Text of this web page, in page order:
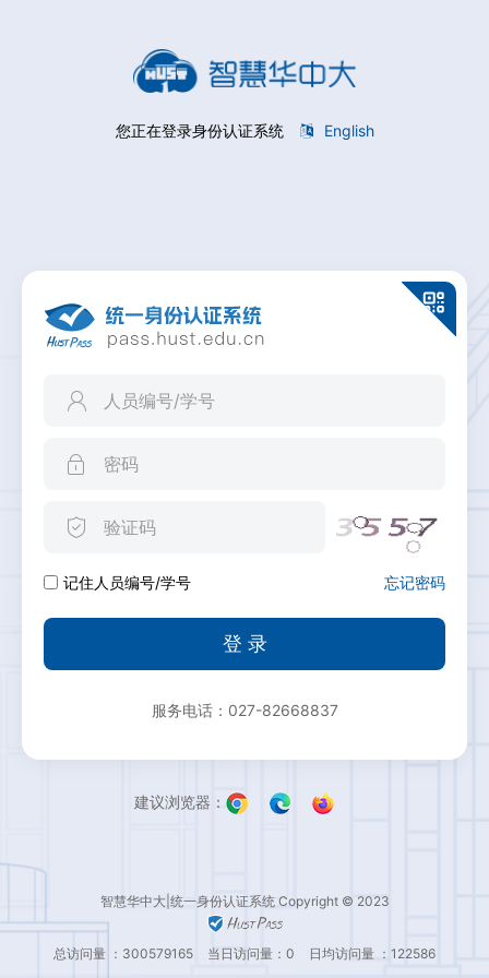
您正在登录身份认证系统 English
记住人员编号/学号 忘记密码
登 录
服务电话：027-82668837
建议浏览器：
智慧华中大|统一身份认证系统 Copyright © 2023
总访问量 ：300579165 当日访问量：0 日均访问量 ：122586